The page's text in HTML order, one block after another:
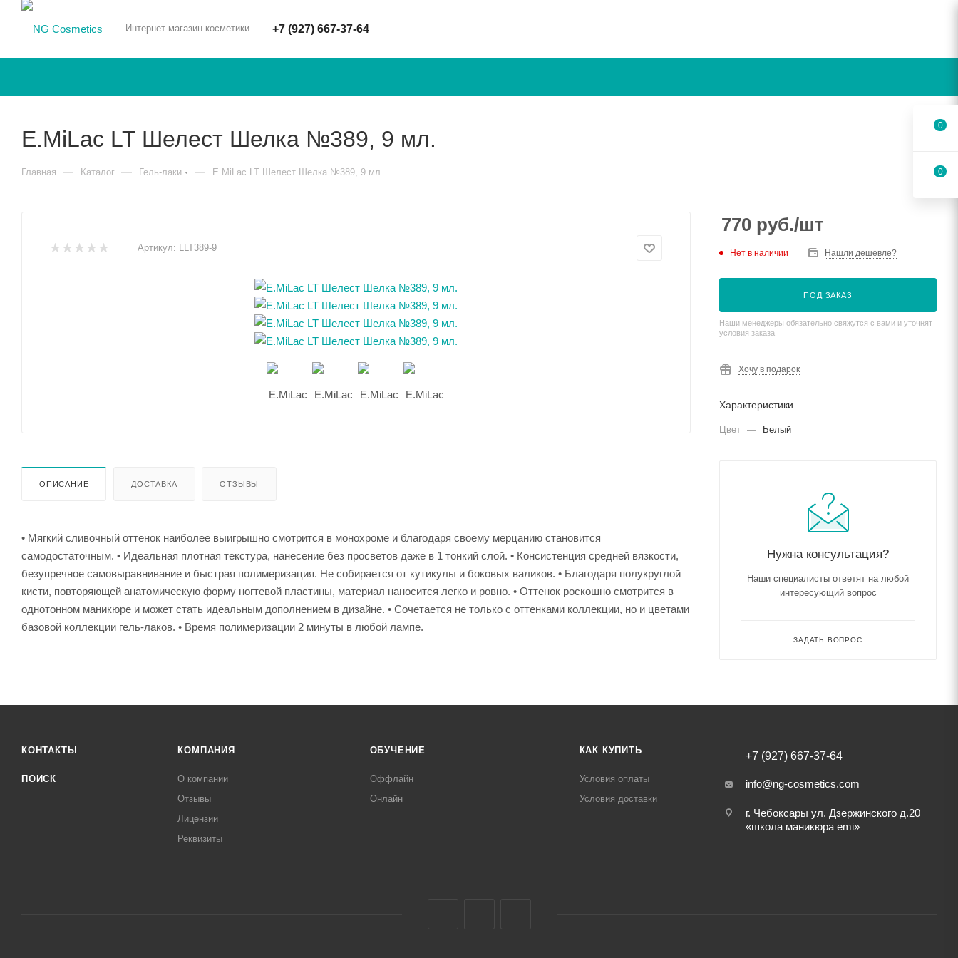
Интернет-магазин косметики +7 (927) 667-37-64
E.MiLac LT Шелест Шелка №389, 9 мл.
Главная — Каталог — Гель-лаки — E.MiLac LT Шелест Шелка №389, 9 мл.
Артикул: LLT389-9
ОПИСАНИЕ ДОСТАВКА ОТЗЫВЫ
• Мягкий сливочный оттенок наиболее выигрышно смотрится в монохроме и благодаря своему мерцанию становится
самодостаточным. • Идеальная плотная текстура, нанесение без просветов даже в 1 тонкий слой. • Консистенция средней вязкости,
безупречное самовыравнивание и быстрая полимеризация. Не собирается от кутикулы и боковых валиков. • Благодаря полукруглой
кисти, повторяющей анатомическую форму ногтевой пластины, материал наносится легко и ровно. • Оттенок роскошно смотрится в
однотонном маникюре и может стать идеальным дополнением в дизайне. • Сочетается не только с оттенками коллекции, но и цветами
базовой коллекции гель-лаков. • Время полимеризации 2 минуты в любой лампе.
770 руб./шт
Нет в наличии Нашли дешевле?
ПОД ЗАКАЗ
Наши менеджеры обязательно свяжутся с вами и уточнят
условия заказа
Хочу в подарок
Характеристики
Цвет — Белый
Нужна консультация?
Наши специалисты ответят на любой
интересующий вопрос
ЗАДАТЬ ВОПРОС
КОНТАКТЫ
ПОИСК
КОМПАНИЯ
О компании
Отзывы
Лицензии
Реквизиты
ОБУЧЕНИЕ
Оффлайн
Онлайн
КАК КУПИТЬ
Условия оплаты
Условия доставки
+7 (927) 667-37-64
info@ng-cosmetics.com
г. Чебоксары ул. Дзержинского д.20
«школа маникюра emi»
0
0